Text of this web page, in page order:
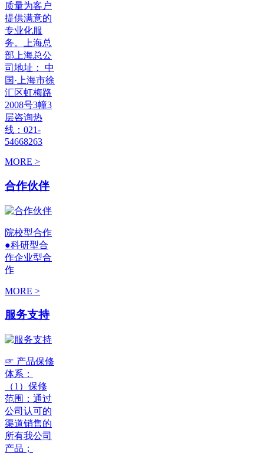
质量为客户
提供满意的
专业化服
务。上海总
部上海总公
司地址： 中
国·上海市徐
汇区虹梅路
2008号3幢3
层咨询热
线：021-
54668263
MORE >
合作伙伴
院校型合作
●科研型合
作企业型合
作
MORE >
服务支持
☞ 产品保修
体系：
（1）保修
范围：通过
公司认可的
渠道销售的
所有我公司
产品；